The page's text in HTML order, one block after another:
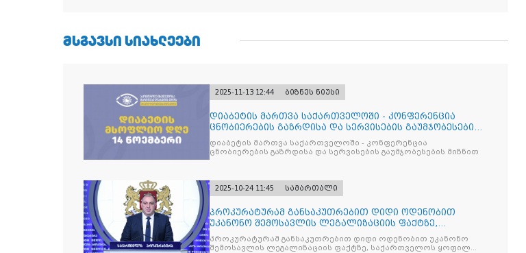
ᲛᲡᲒᲐᲕᲡᲘ ᲡᲘᲐᲮᲚᲔᲔᲑᲘ
2025-11-13 12:44 ბიზნეს ნიუსი
დიაბეტის მართვა საქართველოში - კონფერენცია
ცნობიერების გაზრდისა და სერვისების გაუმჯობესების
მიზნით
დიაბეტის მართვა საქართველოში - კონფერენცია
ცნობიერების გაზრდისა და სერვისების გაუმჯობესების მიზნით
2025-10-24 11:45 სამართალი
პროკურატურამ განსაკუთრებით დიდი ოდენობით
უკანონო შემოსავლის ლეგალიზაციის ფაქტზე,
საქართველოს ყოფილ პ
პროკურატურამ განსაკუთრებით დიდი ოდენობით უკანონო
შემოსავლის ლეგალიზაციის ფაქტზე, საქართველოს ყოფილ